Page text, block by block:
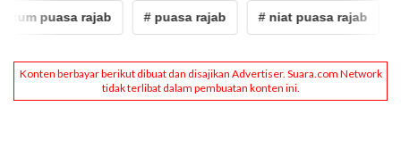
puasa rajab # puasa rajab # niat puasa rajab